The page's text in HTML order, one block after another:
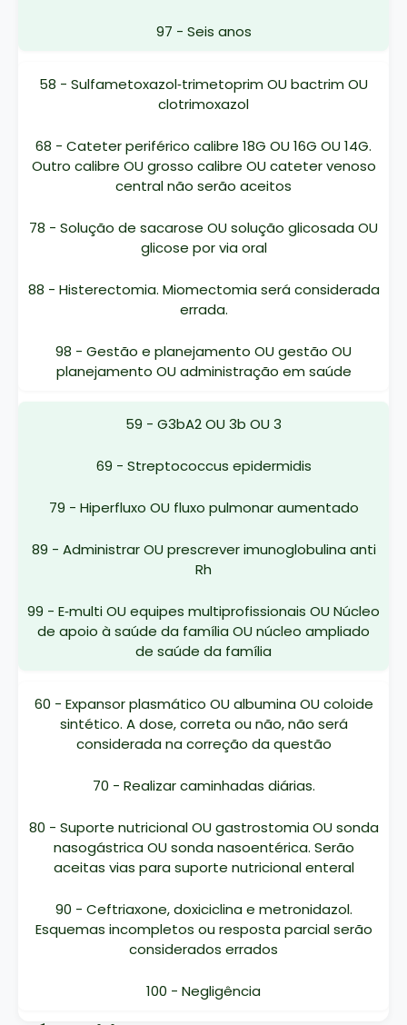
97 - Seis anos
58 - Sulfametoxazol‐trimetoprim OU bactrim OU
clotrimoxazol
68 - Cateter periférico calibre 18G OU 16G OU 14G.
Outro calibre OU grosso calibre OU cateter venoso
central não serão aceitos
78 - Solução de sacarose OU solução glicosada OU
glicose por via oral
88 - Histerectomia. Miomectomia será considerada
errada.
98 - Gestão e planejamento OU gestão OU
planejamento OU administração em saúde
59 - G3bA2 OU 3b OU 3
69 - Streptococcus epidermidis
79 - Hiperfluxo OU fluxo pulmonar aumentado
89 - Administrar OU prescrever imunoglobulina anti
Rh
99 - E‐multi OU equipes multiprofissionais OU Núcleo
de apoio à saúde da família OU núcleo ampliado
de saúde da família
60 - Expansor plasmático OU albumina OU coloide
sintético. A dose, correta ou não, não será
considerada na correção da questão
70 - Realizar caminhadas diárias.
80 - Suporte nutricional OU gastrostomia OU sonda
nasogástrica OU sonda nasoentérica. Serão
aceitas vias para suporte nutricional enteral
90 - Ceftriaxone, doxiciclina e metronidazol.
Esquemas incompletos ou resposta parcial serão
considerados errados
100 - Negligência